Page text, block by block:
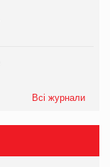
Всі журнали